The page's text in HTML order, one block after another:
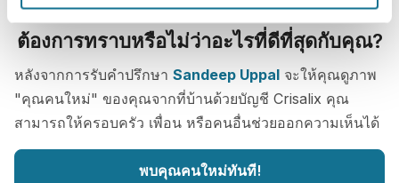
ต้องการทราบหรือไม่ว่าอะไรที่ดีที่สุดกับคุณ?
หลังจากการรับคำปรึกษา Sandeep Uppal จะให้คุณดูภาพ
"คุณคนใหม่" ของคุณจากที่บ้านด้วยบัญชี Crisalix คุณ
สามารถให้ครอบครัว เพื่อน หรือคนอื่นช่วยออกความเห็นได้
พบคุณคนใหม่ทันที!